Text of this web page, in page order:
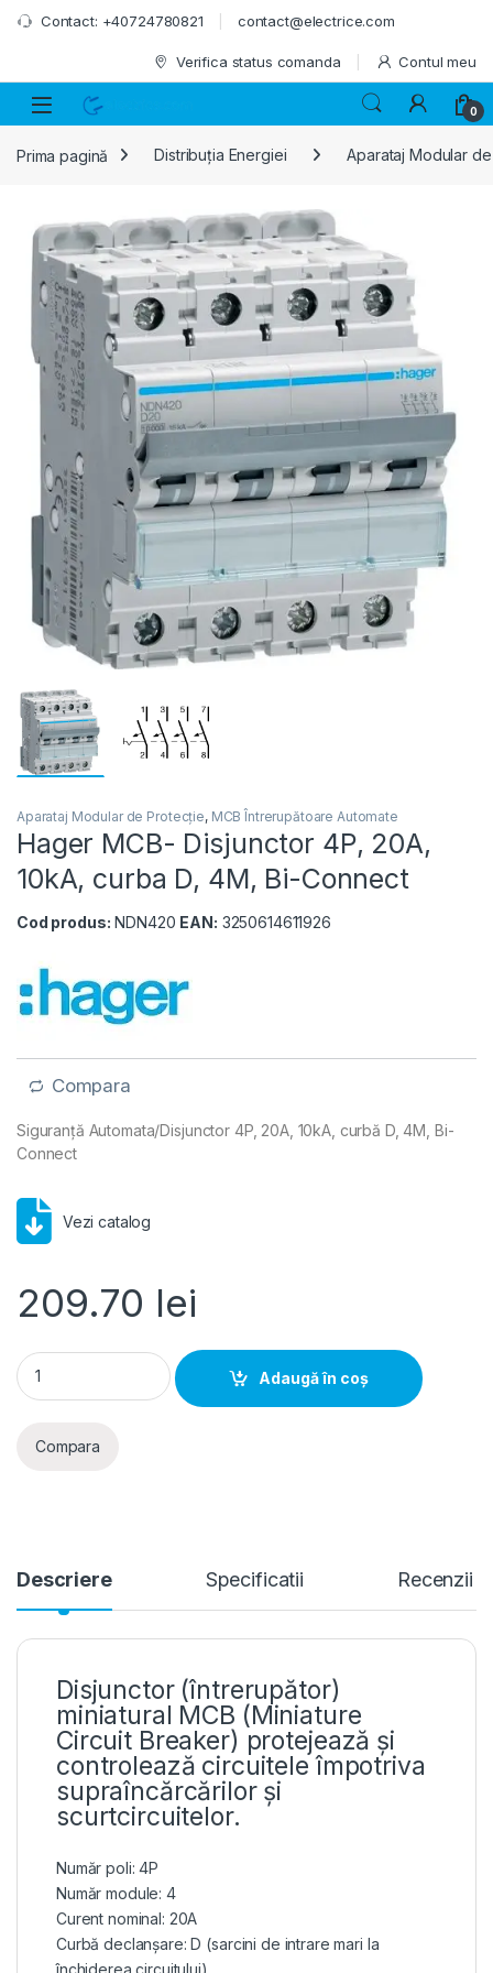
Skip to navigation
Skip to content
Contact: +40724780821 contact@electrice.com
Verifica status comanda Contul meu
0
Prima pagină Distribuția Energiei Aparataj Modular
Aparataj Modular de Protecție, MCB Întrerupătoare Automate
Hager MCB- Disjunctor 4P, 20A,
10kA, curba D, 4M, Bi-Connect
Cod produs: NDN420 EAN: 3250614611926
Compara
Siguranță Automata/Disjunctor 4P, 20A, 10kA, curbă D, 4M, Bi-
Connect
Vezi catalog
209.70 lei
Hager MCB- Disjunctor 4P, 20A, 10kA, curba D, 4M, Bi-
Adaugă în coș
Compara
Descriere Specificatii Recenzii
Disjunctor (întrerupător)
miniatural MCB (Miniature
Circuit Breaker) protejează și
controlează circuitele împotriva
supraîncărcărilor și
scurtcircuitelor.
Număr poli: 4P
Număr module: 4
Curent nominal: 20A
Curbă declanșare: D (sarcini de intrare mari la
închiderea circuitului).